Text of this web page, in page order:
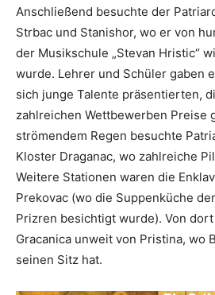
Anschließend besuchte der
Strbac und Stanishor, wo er von
der Musikschule „Stevan Hristic“
wurde. Lehrer und Schüler gaben
sich junge Talente präsentierten,
zahlreichen Wettbewerben Preise
strömendem Regen besuchte
Kloster Draganac, wo zahlreiche
Weitere Stationen waren die
Prekovac (wo die Suppenküche
Prizren besichtigt wurde). Von
Gracanica unweit von Pristina, wo
seinen Sitz hat.